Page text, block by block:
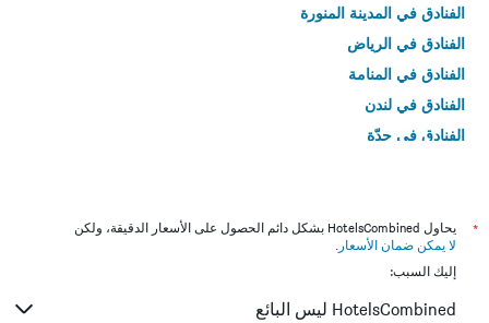
الفنادق في المدينة المنورة
الفنادق في الرياض
الفنادق في المنامة
الفنادق في لندن
الفنادق في جدّة
*
يحاول HotelsCombined بشكل دائم الحصول على الأسعار الدقيقة، ولكن
لا يمكن ضمان الأسعار .
إليك السبب:
HotelsCombined ليس البائع